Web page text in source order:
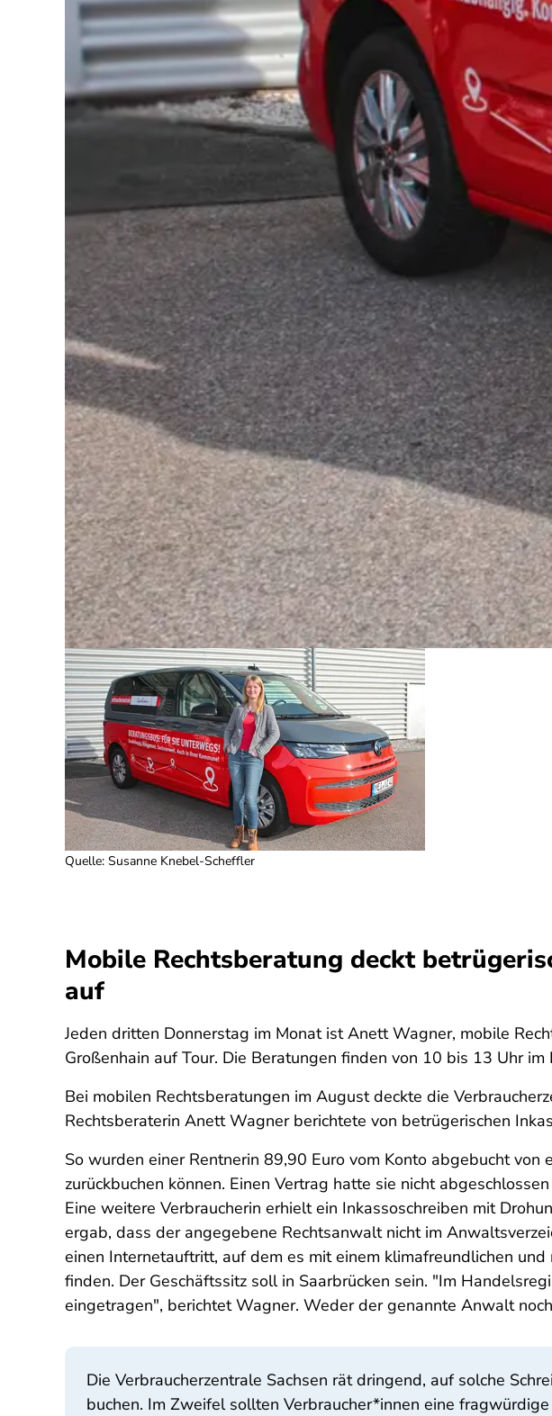
Quelle: Susanne Knebel-Scheffler
Mobile Rechtsberatung deckt
auf
Jeden dritten Donnerstag im Monat ist Anett Wagner, mobile
Großenhain auf Tour. Die Beratungen finden von 10 bis 13 Uhr
Bei mobilen Rechtsberatungen im August deckte die
Rechtsberaterin Anett Wagner berichtete von betrügerischen
So wurden einer Rentnerin 89,90 Euro vom Konto abgebucht
zurückbuchen können. Einen Vertrag hatte sie nicht
Eine weitere Verbraucherin erhielt ein Inkassoschreiben mit
ergab, dass der angegebene Rechtsanwalt nicht im
einen Internetauftritt, auf dem es mit einem klimafreundlichen
finden. Der Geschäftssitz soll in Saarbrücken sein. "Im
eingetragen", berichtet Wagner. Weder der genannte Anwalt
Die Verbraucherzentrale Sachsen rät dringend, auf solche
buchen. Im Zweifel sollten Verbraucher*innen eine